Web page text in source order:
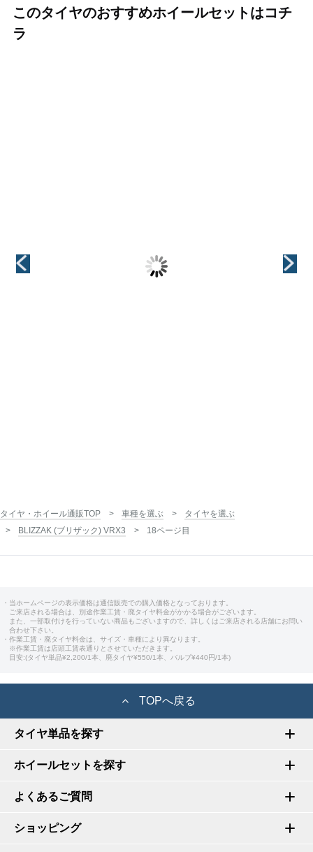
このタイヤのおすすめホイールセットはコチ
ラ
タイヤ・ホイール通販TOP 車種を選ぶ
タイヤを選ぶ
BLIZZAK (ブリザック) VRX3
18ページ目
・当ホームページの表示価格は通信販売での購入価格となっております。
ご来店される場合は、別途作業工賃・廃タイヤ料金がかかる場合がございます。
また、一部取付けを行っていない商品もございますので、詳しくはご来店される店舗にお問い
合わせ下さい。
・作業工賃・廃タイヤ料金は、サイズ・車種により異なります。
※作業工賃は店頭工賃表通りとさせていただきます。
目安:(タイヤ単品¥2,200/1本、廃タイヤ¥550/1本、バルブ¥440円/1本)
TOPへ戻る
タイヤ単品を探す
ホイールセットを探す
よくあるご質問
ショッピング